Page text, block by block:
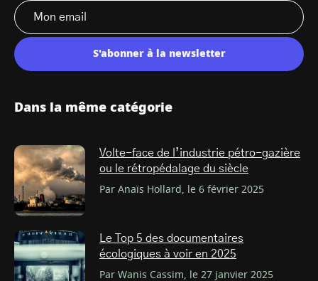
S'abonner à la newsletter
Dans la même catégorie
Volte-face de l’industrie pétro-gazière
ou le rétropédalage du siècle
Par Anaïs Hollard, le 6 février 2025
Le Top 5 des documentaires
écologiques à voir en 2025
Par Wanis Cassim, le 27 janvier 2025